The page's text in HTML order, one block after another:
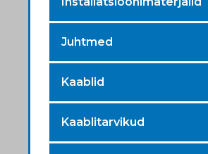
Juhtmed
Kaablid
Kaablitarvikud